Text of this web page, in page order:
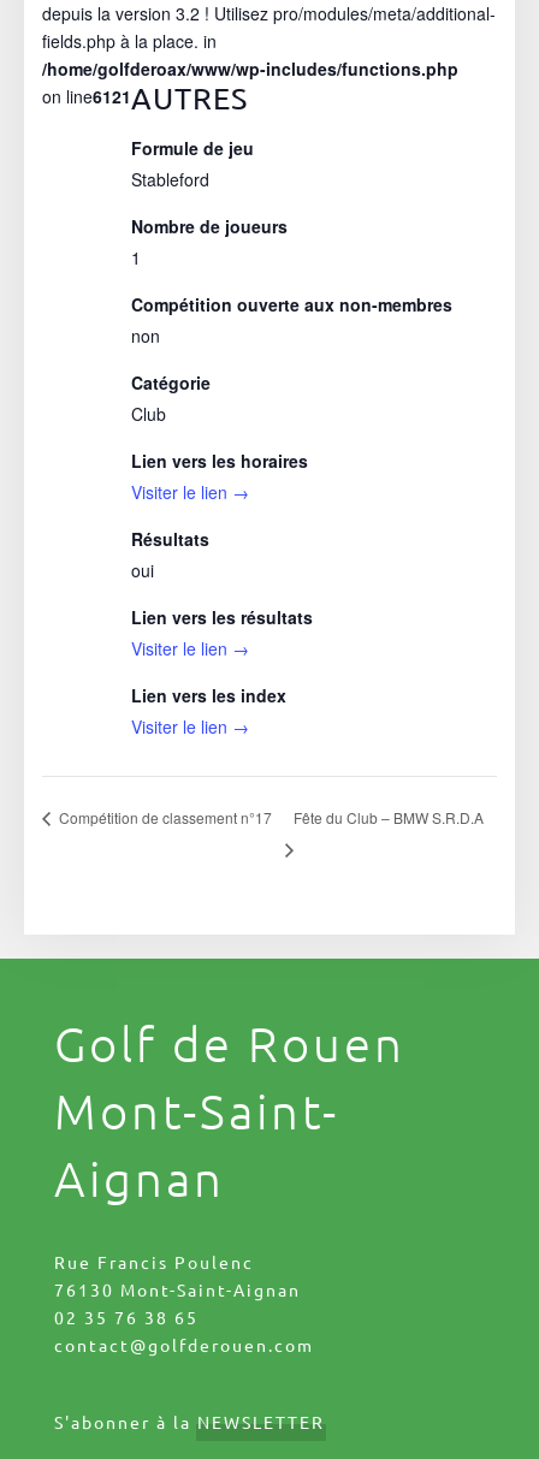
depuis la version 3.2 ! Utilisez pro/modules/meta/additional-
fields.php à la place. in
/home/golfderoax/www/wp-includes/functions.php
on line6121AUTRES
Formule de jeu
Stableford
Nombre de joueurs
1
Compétition ouverte aux non-membres
non
Catégorie
Club
Lien vers les horaires
Visiter le lien →
Résultats
oui
Lien vers les résultats
Visiter le lien →
Lien vers les index
Visiter le lien →
Compétition de classement n°17 Fête du Club – BMW S.R.D.A
Golf de Rouen
Mont-Saint-
Aignan
Rue Francis Poulenc
76130 Mont-Saint-Aignan
02 35 76 38 65
contact@golfderouen.com
S'abonner à la NEWSLETTER